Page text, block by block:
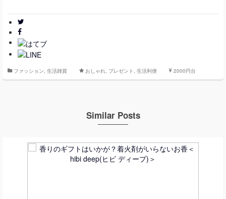
ファッション, 生活雑貨 おしゃれ, プレゼント , 生活利便 2000円台
Similar Posts